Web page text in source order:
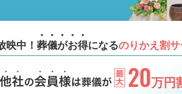
映中！ 葬儀がお得になるのりかえ割
20万円